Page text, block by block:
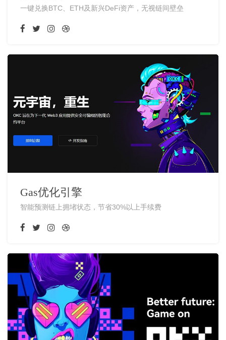
一键兑换BTC、ETH及新兴DeFi资产，无视链间壁垒
Gas优化引擎
智能预测链上拥堵状态，节省30%以上手续费